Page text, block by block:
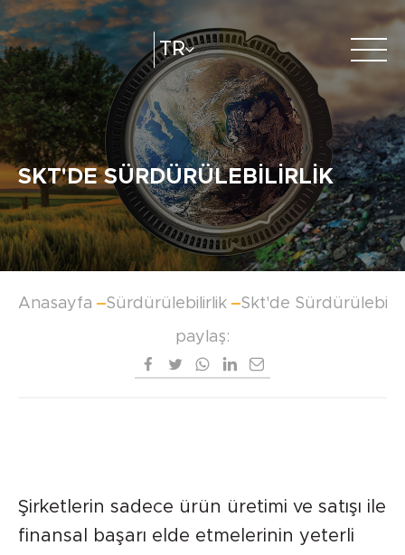
TR
Hakkımızda e-katalog
Katalog Oluştur Bayilerimiz
SKT'DE SÜRDÜRÜLEBILIRLIK
Anasayfa Sürdürülebilirlik Skt'de
paylaş:
Şirketlerin sadece ürün üretimi ve satışı ile
finansal başarı elde etmelerinin yeterli